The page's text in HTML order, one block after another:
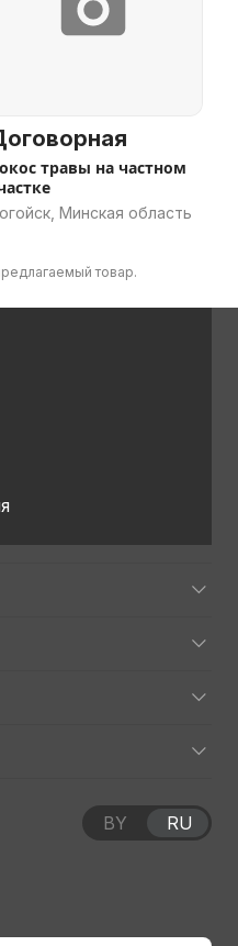
травы на частном
Минская область
товар.
BY RU